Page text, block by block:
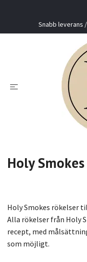
Snabb leverans
Holy Smokes
Holy Smokes rökelser
Alla rökelser från Holy
recept, med
som möjligt.